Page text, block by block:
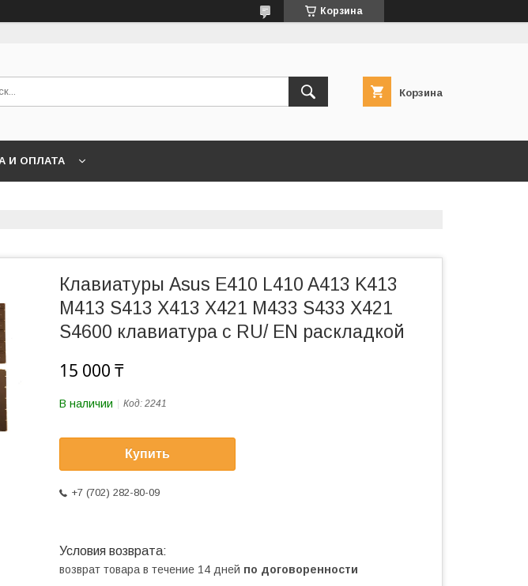
Корзина
Корзина
И ОПЛАТА
Клавиатуры Asus E410 L410 A413 K413
M413 S413 X413 X421 M433 S433 X421
S4600 клавиатура c RU/ EN раскладкой
15 000 ₸
В наличии Код: 2241
Купить
+7 (702) 282-80-09
возврат товара в течение 14 дней по договоренности